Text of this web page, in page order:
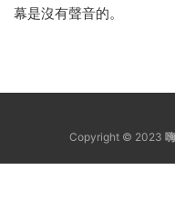
幕是沒有聲音的。
Copyright © 2023